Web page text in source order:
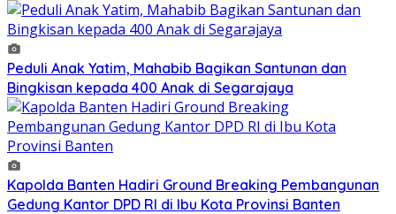
Peduli Anak Yatim, Mahabib Bagikan Santunan dan
Bingkisan kepada 400 Anak di Segarajaya
Kapolda Banten Hadiri Ground Breaking Pembangunan
Gedung Kantor DPD RI di Ibu Kota Provinsi Banten